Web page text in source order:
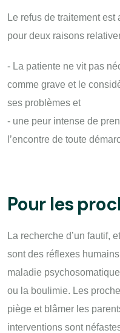
Le refus de traitement
pour deux raisons
- La patiente ne vit pas
comme grave et le
ses problèmes et
- une peur intense de
l’encontre de toute
Pour les
La recherche d’un fautif,
sont des réflexes
maladie
ou la boulimie. Les
piège et blâmer les
interventions sont